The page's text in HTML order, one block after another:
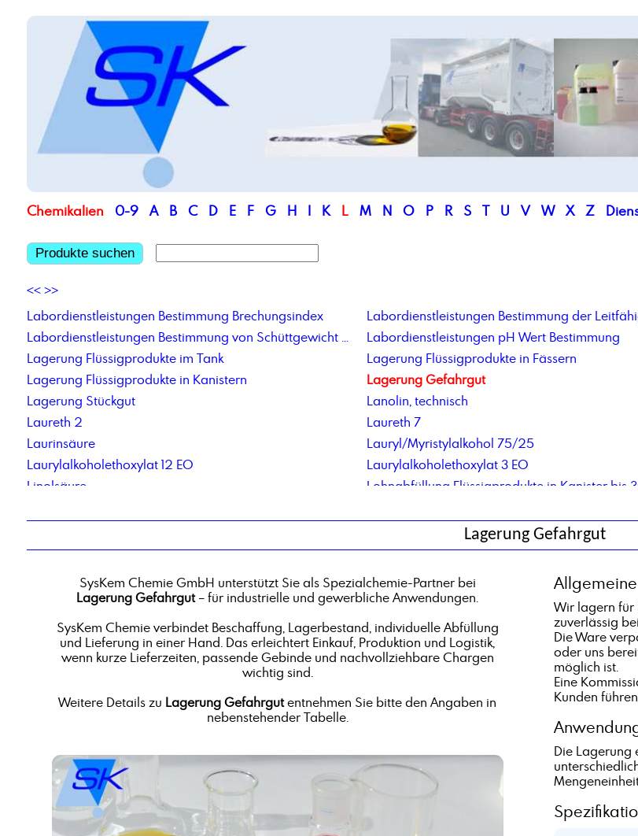
Chemikalien 0-9 A B C D E F G H I K L M N O P R S T U V W X Z
Produkte suchen
<< >>
Labordienstleistungen Bestimmung Brechungsindex
Labordienstleistungen Bestimmung der
Labordienstleistungen Bestimmung von Schüttgewicht bei Pulvern
Labordienstleistungen pH Wert Bestimmung
Lagerung Flüssigprodukte im Tank
Lagerung Flüssigprodukte in Fässern
Lagerung Flüssigprodukte in Kanistern
Lagerung Gefahrgut
Lagerung Stückgut
Lanolin, technisch
Laureth 2
Laureth 7
Laurinsäure
Lauryl/Myristylalkohol 75/25
Laurylalkoholethoxylat 12 EO
Laurylalkoholethoxylat 3 EO
Linolsäure
Lohnabfüllung Flüssigprodukte in Kanister bis
Lohnabfüllung von Feststoffen in Deckelfässer
Lohnabfüllung von Fetten und Pasten
Lohnherstellung von chemisch-technischen
Lohnherstellung von Schmierstoffadditiven
Lohnherstellung von
Lagerung Gefahrgut
SysKem Chemie GmbH unterstützt Sie als Spezialchemie-Partner bei
Lagerung Gefahrgut– für industrielle und gewerbliche Anwendungen.
SysKem Chemie verbindet Beschaffung, Lagerbestand, individuelle Abfüllung
und Lieferung in einer Hand. Das erleichtert Einkauf, Produktion und Logistik,
wenn kurze Lieferzeiten, passende Gebinde und nachvollziehbare Chargen
wichtig sind.
Weitere Details zu Lagerung Gefahrgutentnehmen Sie bitte den Angaben in
nebenstehender Tabelle.
Wir lagern für
zuverlässig
Die Ware
oder uns
möglich ist.
Eine
Kunden
Die Lagerung